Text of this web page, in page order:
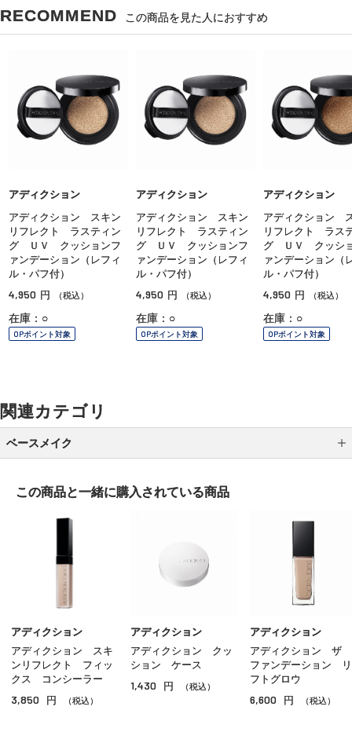
RECOMMEND この商品を見た人におすすめ
アディクション
アディクション スキン
リフレクト ラスティン
グ ＵＶ クッションフ
ァンデーション（レフィ
ル・パフ付）
4,950 円 （税込）
在庫：○
OPポイント対象
アディクション
アディクション スキン
リフレクト ラスティン
グ ＵＶ クッションフ
ァンデーション（レフィ
ル・パフ付）
4,950 円 （税込）
在庫：○
OPポイント対象
アディクション
アディクション
リフレクト ラス
グ ＵＶ クッシ
ァンデーション（
ル・パフ付）
4,950 円 （税込）
在庫：○
OPポイント対象
関連カテゴリ
ベースメイク
クッションファンデーション
クリームファンデーション
リキッドファンデーション
パウダー
ＢＢ／ＣＣクリーム
コンシーラー
この商品と一緒に購入されている商品
アディクション
アディクション スキ
ンリフレクト フィッ
クス コンシーラー
3,850 円 （税込）
アディクション
アディクション クッ
ション ケース
1,430 円 （税込）
アディクション
アディクション ザ
ファンデーション リ
フトグロウ
6,600 円 （税込）